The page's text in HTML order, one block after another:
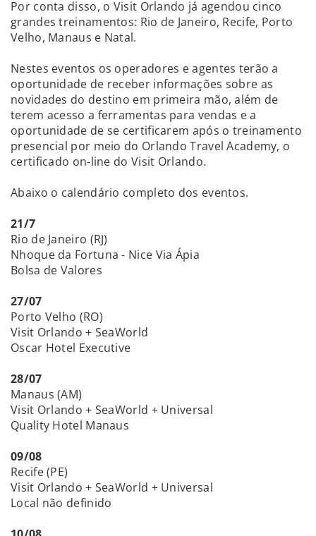
Por conta disso, o Visit Orlando já agendou cinco
grandes treinamentos: Rio de Janeiro, Recife, Porto
Velho, Manaus e Natal.
Nestes eventos os operadores e agentes terão a
oportunidade de receber informações sobre as
novidades do destino em primeira mão, além de
terem acesso a ferramentas para vendas e a
oportunidade de se certificarem após o treinamento
presencial por meio do Orlando Travel Academy, o
certificado on-line do Visit Orlando.
Abaixo o calendário completo dos eventos.
21/7
Rio de Janeiro (RJ)
Nhoque da Fortuna - Nice Via Ápia
Bolsa de Valores
27/07
Porto Velho (RO)
Visit Orlando + SeaWorld
Oscar Hotel Executive
28/07
Manaus (AM)
Visit Orlando + SeaWorld + Universal
Quality Hotel Manaus
09/08
Recife (PE)
Visit Orlando + SeaWorld + Universal
Local não definido